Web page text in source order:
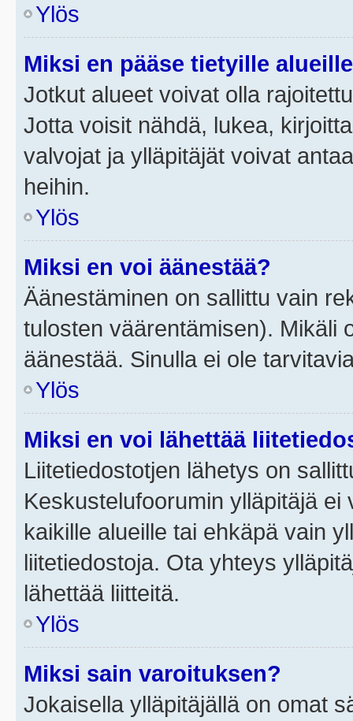
Ylös
Miksi en pääse tietyille
Jotkut alueet voivat olla
Jotta voisit nähdä, lukea,
valvojat ja ylläpitäjät voivat
heihin.
Ylös
Miksi en voi äänestää?
Äänestäminen on sallittu vain
tulosten väärentämisen). Mikäli
äänestää. Sinulla ei ole
Ylös
Miksi en voi lähettää
Liitetiedostotjen lähetys on
Keskustelufoorumin ylläpitäjä
kaikille alueille tai ehkäpä vain
liitetiedostoja. Ota yhteys
lähettää liitteitä.
Ylös
Miksi sain varoituksen?
Jokaisella ylläpitäjällä on omat